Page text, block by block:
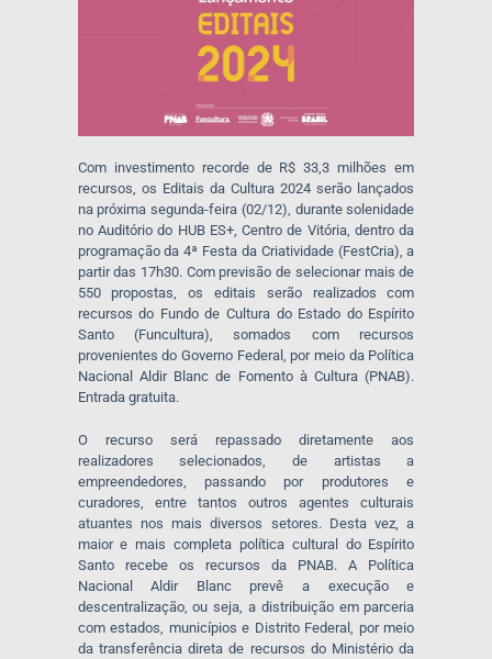
Com investimento recorde de R$ 33,3 milhões em
recursos, os Editais da Cultura 2024 serão lançados
na próxima segunda-feira (02/12), durante solenidade
no Auditório do HUB ES+, Centro de Vitória, dentro da
programação da 4ª Festa da Criatividade (FestCria), a
partir das 17h30. Com previsão de selecionar mais de
550 propostas, os editais serão realizados com
recursos do Fundo de Cultura do Estado do Espírito
Santo (Funcultura), somados com recursos
provenientes do Governo Federal, por meio da Política
Nacional Aldir Blanc de Fomento à Cultura (PNAB).
Entrada gratuita.
O recurso será repassado diretamente aos
realizadores selecionados, de artistas a
empreendedores, passando por produtores e
curadores, entre tantos outros agentes culturais
atuantes nos mais diversos setores. Desta vez, a
maior e mais completa política cultural do Espírito
Santo recebe os recursos da PNAB. A Política
Nacional Aldir Blanc prevê a execução e
descentralização, ou seja, a distribuição em parceria
com estados, municípios e Distrito Federal, por meio
da transferência direta de recursos do Ministério da